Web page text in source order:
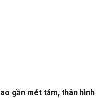
gần mét tám, thân hình